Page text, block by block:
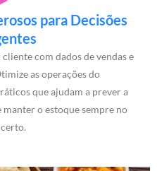
para Decisões
com dados de vendas e
as operações do
que ajudam a prever a
o estoque sempre no